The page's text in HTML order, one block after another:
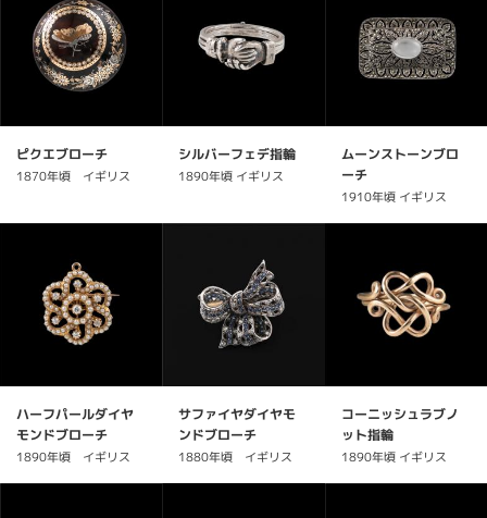
ピクエブローチ
1870年頃 イギリス
シルバーフェデ指輪
1890年頃 イギリス
ムーンストーンブロ
ーチ
1910年頃 イギリス
ハーフパールダイヤ
モンドブローチ
1890年頃 イギリス
サファイヤダイヤモ
ンドブローチ
1880年頃 イギリス
コーニッシュラブノ
ット指輪
1890年頃 イギリス